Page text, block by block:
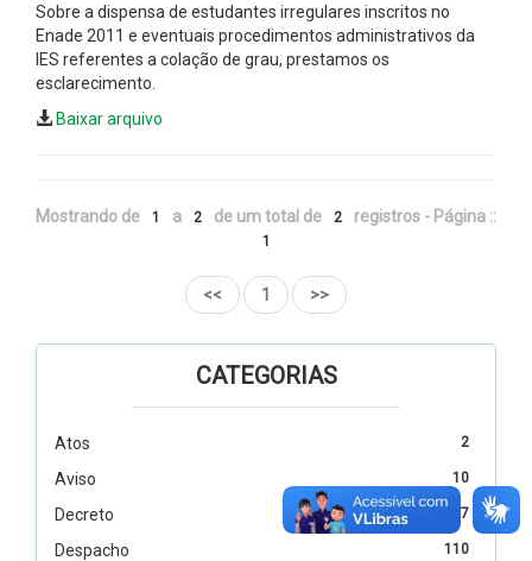
Sobre a dispensa de estudantes irregulares inscritos no
Enade 2011 e eventuais procedimentos administrativos da
IES referentes a colação de grau, prestamos os
esclarecimento.
Baixar arquivo
Mostrando de 1 a 2 de um total de 2 registros - Página ::
1
<< 1 >>
CATEGORIAS
2
Atos
10
Aviso
327
Decreto
110
Despacho